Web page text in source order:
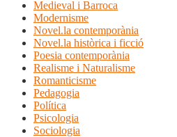
Medieval i Barroca
Modernisme
Novel.la contemporània
Novel.la històrica i ficció
Poesia contemporània
Realisme i Naturalisme
Romanticisme
Pedagogia
Política
Psicologia
Sociologia